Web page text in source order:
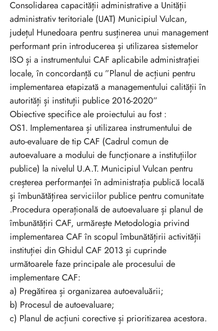
Consolidarea capacității administrative a Unității
administrativ teritoriale (UAT) Municipiul Vulcan,
județul Hunedoara pentru susținerea unui management
performant prin introducerea și utilizarea sistemelor
ISO și a instrumentului CAF aplicabile administrației
locale, în concordanță cu ”Planul de acțiuni pentru
implementarea etapizată a managementului calității în
autorități și instituții publice 2016-2020”
Obiective specifice ale proiectului au fost :
OS1. Implementarea și utilizarea instrumentului de
auto-evaluare de tip CAF (Cadrul comun de
autoevaluare a modului de funcționare a instituțiilor
publice) la nivelul U.A.T. Municipiul Vulcan pentru
creșterea performanței în administrația publică locală
și îmbunătățirea serviciilor publice pentru comunitate
.Procedura operațională de autoevaluare și planul de
îmbunătățiri CAF, urmărește Metodologia privind
implementarea CAF în scopul îmbunătățirii activității
instituției din Ghidul CAF 2013 și cuprinde
următoarele faze principale ale procesului de
implementare CAF:
a) Pregătirea și organizarea autoevaluării;
b) Procesul de autoevaluare;
c) Planul de acțiuni corective și prioritizarea acestora.